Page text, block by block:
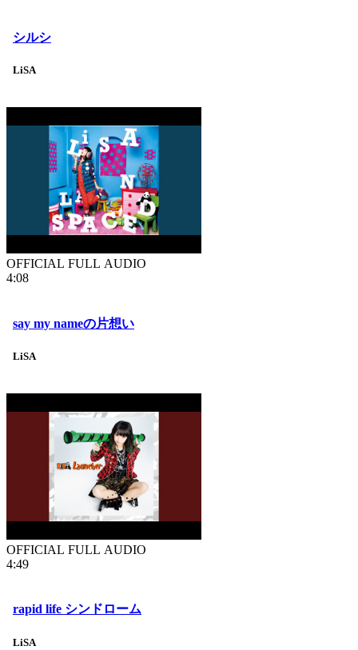
シルシ
LiSA
OFFICIAL FULL AUDIO
4:08
say my nameの片想い
LiSA
OFFICIAL FULL AUDIO
4:49
rapid life シンドローム
LiSA